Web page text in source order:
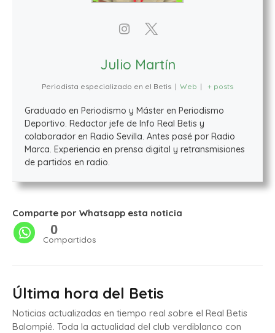
Julio Martín
Periodista especializado en el Betis | Web | + posts
Graduado en Periodismo y Máster en Periodismo
Deportivo. Redactor jefe de Info Real Betis y
colaborador en Radio Sevilla. Antes pasé por Radio
Marca. Experiencia en prensa digital y retransmisiones
de partidos en radio.
Comparte por Whatsapp esta noticia
0
Compartidos
Última hora del Betis
Noticias actualizadas en tiempo real sobre el Real Betis
Balompié. Toda la actualidad del club verdiblanco con